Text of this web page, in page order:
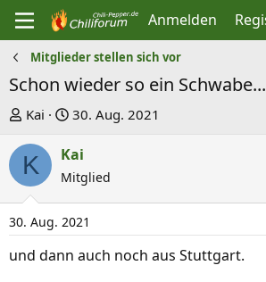
Anmelden
Mitglieder stellen sich vor
Schon wieder so ein Schwabe...
E
s
t
e
l
e
Kai
E
s
t
e
l
t
30. Aug. 2021
K Kai
Mitglied
30. Aug. 2021
und dann auch noch aus Stuttgart.